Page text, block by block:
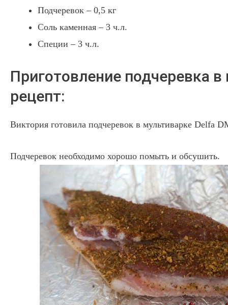
Подчеревок – 0,5 кг
Соль каменная – 3 ч.л.
Специи – 3 ч.л.
Приготовление подчеревка в
рецепт:
Виктория готовила подчеревок в мультиварке Delfa
Подчеревок необходимо хорошо помыть и обсушить.